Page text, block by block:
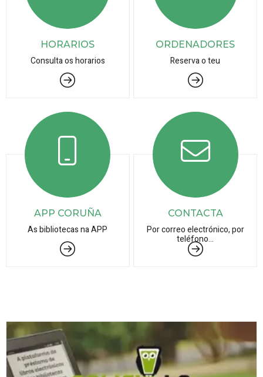
HORARIOS
Consulta os horarios
ORDENADORES
Reserva o teu
APP CORUÑA
As bibliotecas na APP
CONTACTA
Por correo electrónico, por
teléfono...